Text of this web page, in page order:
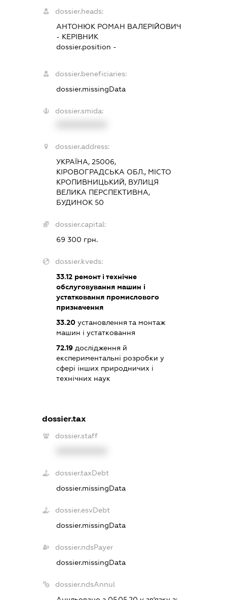
dossier.heads:
АНТОНЮК РОМАН ВАЛЕРІЙОВИЧ
- КЕРІВНИК
dossier.position -
dossier.beneficiaries:
dossier.missingData
dossier.smida:
dossier.address:
УКРАЇНА, 25006,
КІРОВОГРАДСЬКА ОБЛ., МІСТО
КРОПИВНИЦЬКИЙ, ВУЛИЦЯ
ВЕЛИКА ПЕРСПЕКТИВНА,
БУДИНОК 50
dossier.capital:
69 300 грн.
dossier.kveds:
33.12ремонт і технічне
обслуговування машин і
устатковання промислового
призначення
33.20установлення та монтаж
машин і устатковання
72.19дослідження й
експериментальні розробки у
сфері інших природничих і
технічних наук
dossier.tax
dossier.staff
dossier.taxDebt
dossier.missingData
dossier.esvDebt
dossier.missingData
dossier.ndsPayer
dossier.missingData
dossier.ndsAnnul